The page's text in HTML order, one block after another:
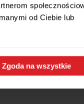
od Ciebie lub
Zgoda na wszystkie
sprężyny w